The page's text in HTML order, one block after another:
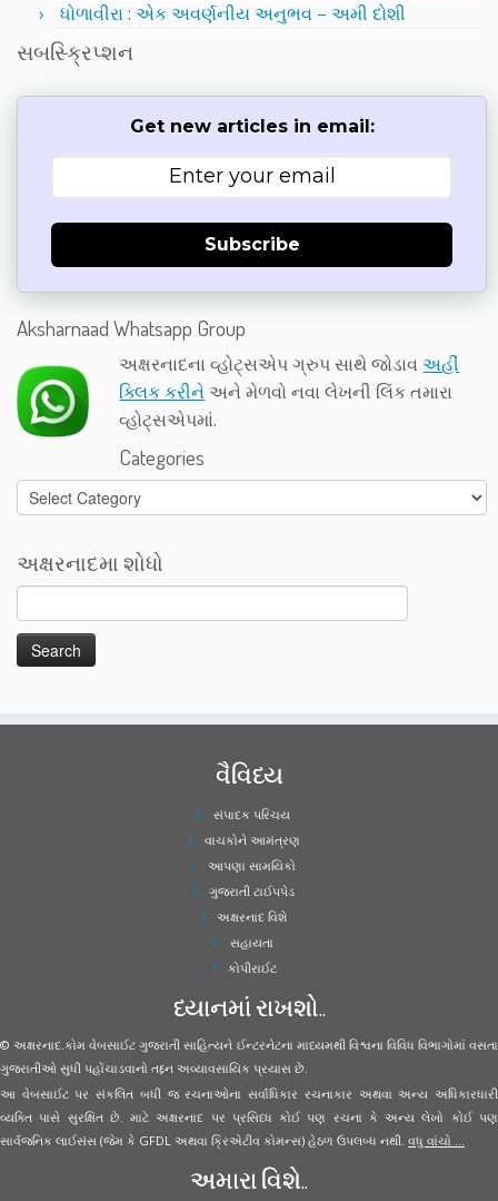
ધોળાવીરા : એક અવર્ણનીય અનુભવ – અમી દોશી
સબસ્ક્રિપ્શન
Get new articles in email:
Subscribe
Aksharnaad Whatsapp Group
અક્ષરનાદના વ્હોટ્સએપ ગ્રુપ સાથે જોડાવઅહીં
ક્લિક કરીને અને મેળવો નવા લેખની લિંક તમારા
વ્હોટ્સએપમાં.
Categories
Categories
અક્ષરનાદમા શોધો
વૈવિધ્ય
સંપાદક પરિચય
વાચકોને આમંત્રણ
આપણા સામયિકો
ગુજરાતી ટાઈપપેડ
અક્ષરનાદ વિશે
સહાયતા
કોપીરાઈટ
ધ્યાનમાં રાખશો..
© અક્ષરનાદ.કોમ વેબસાઈટ ગુજરાતી સાહિત્યને ઈન્ટરનેટના માધ્યમથી વિશ્વના વિવિધ વિભાગોમાં વસતા
ગુજરાતીઓ સુધી પહોંચાડવાનો તદ્દન અવ્યાવસાયિક પ્રયાસ છે.
આ વેબસાઈટ પર સંકલિત બધી જ રચનાઓના સર્વાધિકાર રચનાકાર અથવા અન્ય અધિકારધારી
વ્યક્તિ પાસે સુરક્ષિત છે. માટે અક્ષરનાદ પર પ્રસિધ્ધ કોઈ પણ રચના કે અન્ય લેખો કોઈ પણ
સાર્વજનિક લાઈસંસ (જેમ કે GFDL અથવા ક્રિએટીવ કોમન્સ) હેઠળ ઉપલબ્ધ નથી. વધુ વાંચો ...
અમારા વિશે..